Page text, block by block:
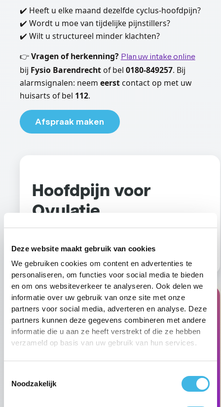
Deze website maakt gebruik van cookies
We gebruiken cookies om content en advertenties te
personaliseren, om functies voor social media te bieden
en om ons websiteverkeer te analyseren. Ook delen we
informatie over uw gebruik van onze site met onze
partners voor social media, adverteren en analyse. Deze
partners kunnen deze gegevens combineren met andere
informatie die u aan ze heeft verstrekt of die ze hebben
verzameld op basis van uw gebruik van hun services.
Noodzakelijk
✔️ Heeft u elke maand dezelfde cyclus-hoofdpijn?
✔️ Wordt u moe van tijdelijke pijnstillers?
✔️ Wilt u structureel minder klachten?
👉Vragen of herkenning? Plan uw intake online
bij Fysio Barendrechtof bel 0180-849257. Bij
alarmsignalen: neem eerstcontact op met uw
huisarts of bel 112.
Afspraak maken
Hoofdpijn voor
Ovulatie
hormonale hoofdpijn kunt verlichten.
🏥 Fysio Barendrecht
📍 Specialist in hoofdpijn & spanningsklachten